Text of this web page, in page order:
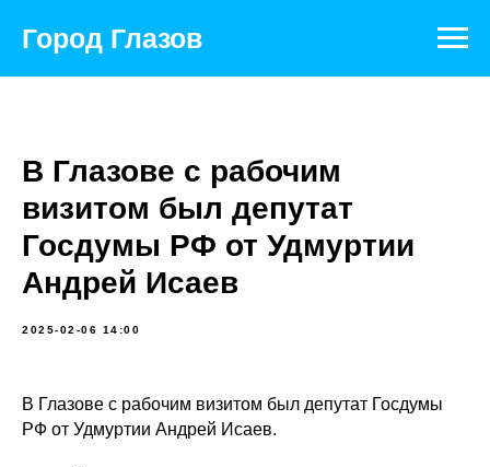
Город Глазов
В Глазове с рабочим
визитом был депутат
Госдумы РФ от Удмуртии
Андрей Исаев
2025-02-06 14:00
В Глазове с рабочим визитом был депутат Госдумы
РФ от Удмуртии Андрей Исаев.